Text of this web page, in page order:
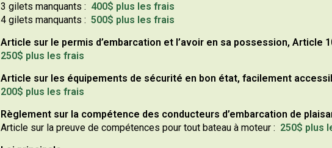
3 gilets manquants : 400$ plus les frais
4 gilets manquants : 500$ plus les frais
Article sur le permis d’embarcation et l’avoir en sa possession, Article
250$ plus les frais
Article sur les équipements de sécurité en bon état, facilement
200$ plus les frais
Règlement sur la compétence des conducteurs d’embarcation de
Article sur la preuve de compétences pour tout bateau à moteur : 250$ plus